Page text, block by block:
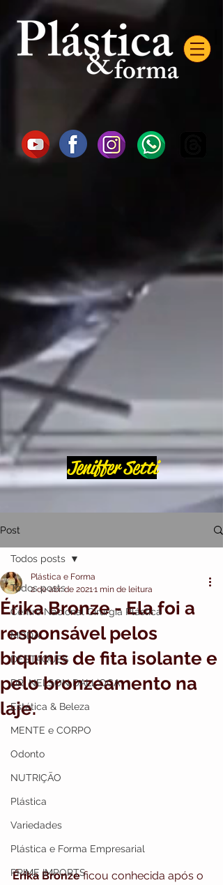
Jeniffer Setti
Post
Todos posts
Centro Nacional Cirurgia Plástica
MODA
DESTAQUES
DR. NELSON DALL`OCA
Estética & Beleza
MENTE e CORPO
Odonto
NUTRIÇÃO
Plástica
Variedades
Plástica e Forma Empresarial
PRIME IMPORTS
Todos posts
Érika Bronze - Ela foi a
responsável pelos
biquínis de fita isolante e
pelo bronzeamento na
laje.
Plástica e Forma
2 de abr. de 20211 min de leitura
Érika Bronze ficou conhecida após o